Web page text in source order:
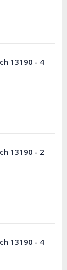
13190 - 4
13190 - 2
13190 - 4